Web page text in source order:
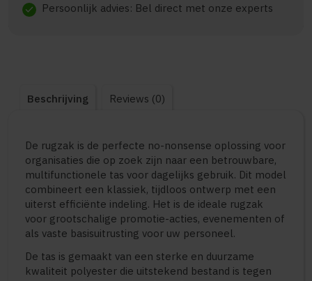
check Persoonlijk advies: Bel direct met onze experts
Beschrijving Reviews (0)
De rugzak is de perfecte no-nonsense oplossing voor
organisaties die op zoek zijn naar een betrouwbare,
multifunctionele tas voor dagelijks gebruik. Dit model
combineert een klassiek, tijdloos ontwerp met een
uiterst efficiënte indeling. Het is de ideale rugzak
voor grootschalige promotie-acties, evenementen of
als vaste basisuitrusting voor uw personeel.
De tas is gemaakt van een sterke en duurzame
kwaliteit polyester die uitstekend bestand is tegen